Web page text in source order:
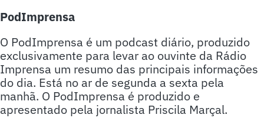
PodImprensa
O PodImprensa é um podcast diário, produzido
exclusivamente para levar ao ouvinte da Rádio
Imprensa um resumo das principais informações
do dia. Está no ar de segunda a sexta pela
manhã. O PodImprensa é produzido e
apresentado pela jornalista Priscila Marçal.